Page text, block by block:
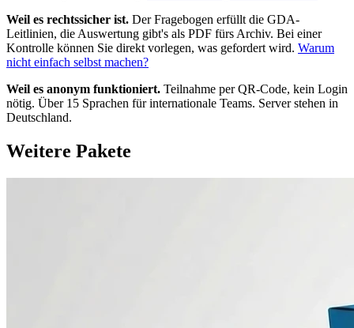
Weil es rechtssicher ist. Der Fragebogen erfüllt die GDA-
Leitlinien, die Auswertung gibt's als PDF fürs Archiv. Bei einer
Kontrolle können Sie direkt vorlegen, was gefordert wird. Warum
nicht einfach selbst machen?
Weil es anonym funktioniert. Teilnahme per QR-Code, kein Login
nötig. Über 15 Sprachen für internationale Teams. Server stehen in
Deutschland.
Weitere Pakete